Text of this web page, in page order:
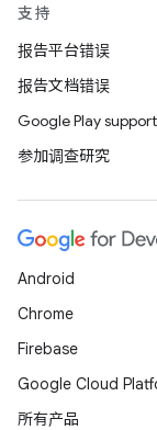
支持
报告平台错误
报告文档错误
Google Play support
参加调查研究
Android
Chrome
Firebase
Google Cloud
所有产品